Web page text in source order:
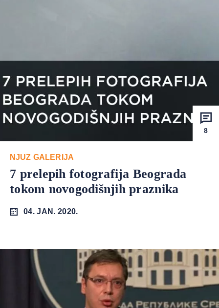
8
NJUZ GALERIJA
7 prelepih fotografija Beograda
tokom novogodišnjih praznika
04. JAN. 2020.